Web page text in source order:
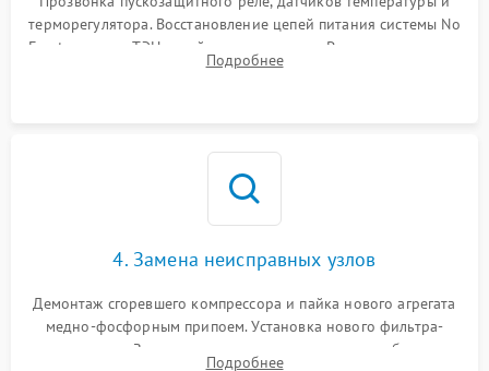
терморегулятора. Восстановление цепей питания системы No
Frost, включая ТЭН оттайки и вентилятор. Ремонт или замена
платы управления при сбоях алгоритмов.
Подробнее
4. Замена неисправных узлов
Демонтаж сгоревшего компрессора и пайка нового агрегата
медно-фосфорным припоем. Установка нового фильтра-
осушителя. Замена изношенных вентиляторов обдува,
Подробнее